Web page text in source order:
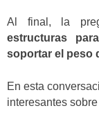
Al final, la
estructuras
soportar el peso
En esta
interesantes